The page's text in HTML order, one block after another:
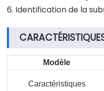
6. Identification de la
Modèle
Caractéristiques